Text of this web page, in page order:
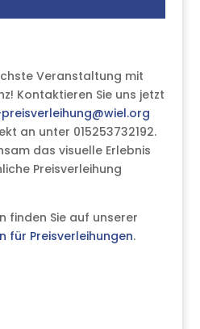
Veranstaltung mit
Kontaktieren Sie uns jetzt
an unter 015253732192.
das visuelle Erlebnis
Preisverleihung
finden Sie auf unserer
für Preisverleihungen.